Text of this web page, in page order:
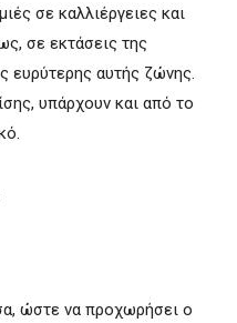
σε καλλιέργειες και
σε εκτάσεις της
ευρύτερης αυτής ζώνης.
υπάρχουν και από το
ώστε να προχωρήσει ο